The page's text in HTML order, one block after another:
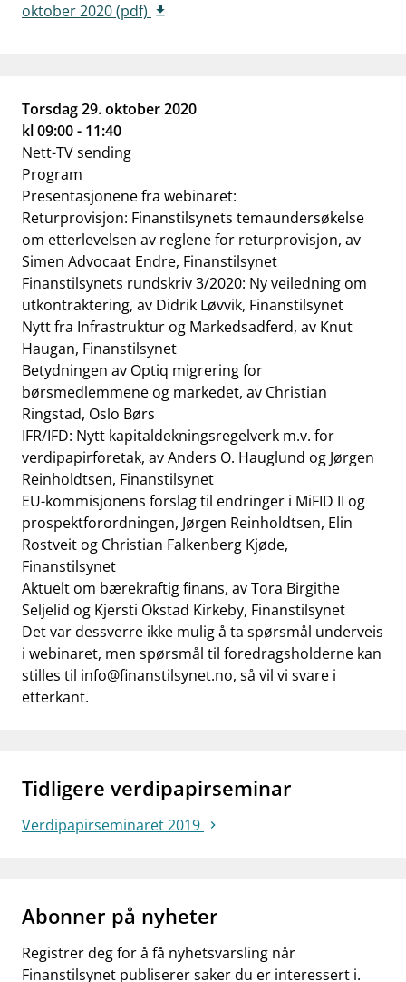
oktober 2020 (pdf)
Torsdag 29. oktober 2020
kl 09:00 - 11:40
Nett-TV sending
Program
Presentasjonene fra webinaret:
Returprovisjon: Finanstilsynets temaundersøkelse
om etterlevelsen av reglene for returprovisjon, av
Simen Advocaat Endre, Finanstilsynet
Finanstilsynets rundskriv 3/2020: Ny veiledning om
utkontraktering, av Didrik Løvvik, Finanstilsynet
Nytt fra Infrastruktur og Markedsadferd, av Knut
Haugan, Finanstilsynet
Betydningen av Optiq migrering for
børsmedlemmene og markedet, av Christian
Ringstad, Oslo Børs
IFR/IFD: Nytt kapitaldekningsregelverk m.v. for
verdipapirforetak, av Anders O. Hauglund og Jørgen
Reinholdtsen, Finanstilsynet
EU-kommisjonens forslag til endringer i MiFID II og
prospektforordningen, Jørgen Reinholdtsen, Elin
Rostveit og Christian Falkenberg Kjøde,
Finanstilsynet
Aktuelt om bærekraftig finans, av Tora Birgithe
Seljelid og Kjersti Okstad Kirkeby, Finanstilsynet
Det var dessverre ikke mulig å ta spørsmål underveis
i webinaret, men spørsmål til foredragsholderne kan
stilles til info@finanstilsynet.no, så vil vi svare i
etterkant.
Tidligere verdipapirseminar
Verdipapirseminaret 2019
Abonner på nyheter
Registrer deg for å få nyhetsvarsling når
Finanstilsynet publiserer saker du er interessert i.